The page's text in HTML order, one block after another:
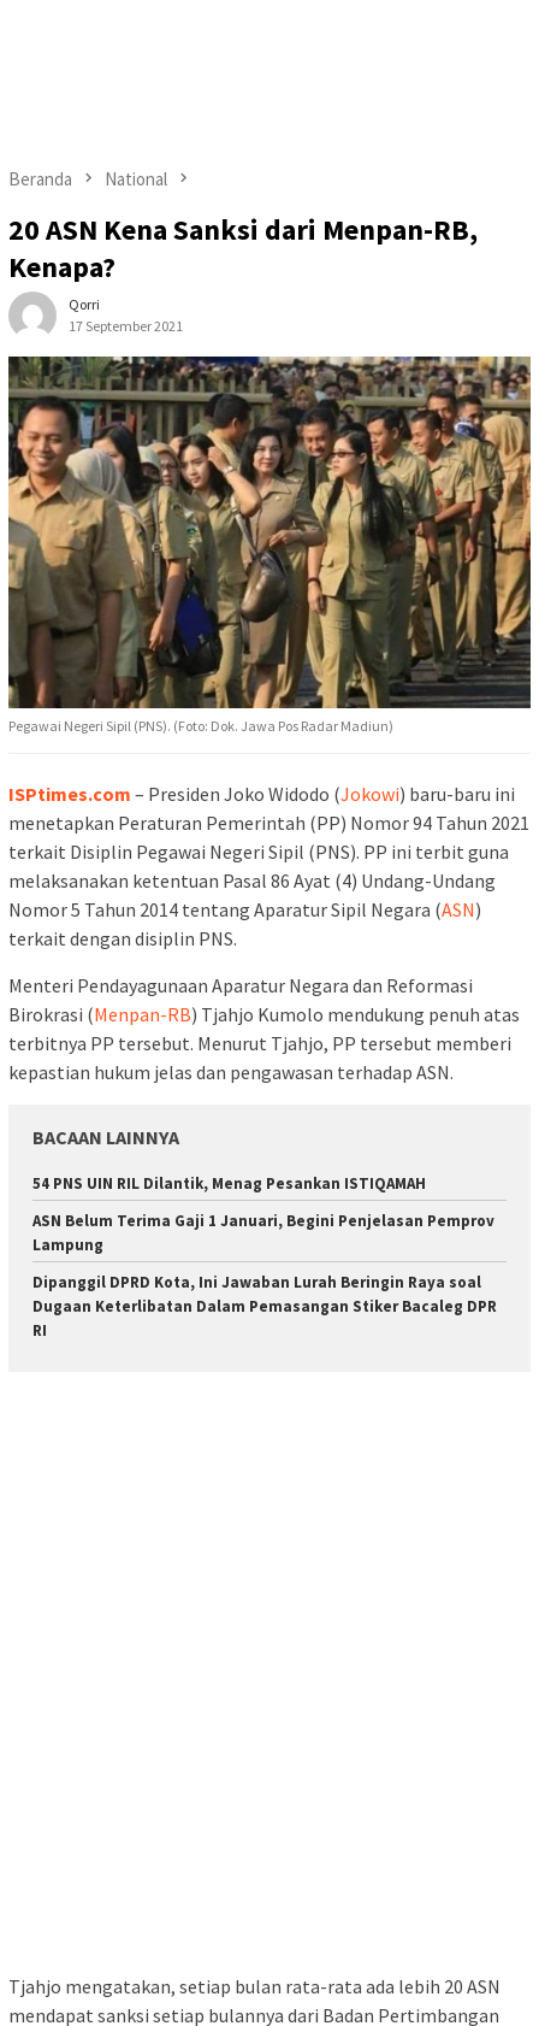
Beranda National
20 ASN Kena Sanksi dari Menpan-RB,
Kenapa?
Qorri
17 September 2021
Pegawai Negeri Sipil (PNS). (Foto: Dok. Jawa Pos Radar Madiun)
ISPtimes.com – Presiden Joko Widodo (Jokowi) baru-baru ini
menetapkan Peraturan Pemerintah (PP) Nomor 94 Tahun 2021
terkait Disiplin Pegawai Negeri Sipil (PNS). PP ini terbit guna
melaksanakan ketentuan Pasal 86 Ayat (4) Undang-Undang
Nomor 5 Tahun 2014 tentang Aparatur Sipil Negara (ASN)
terkait dengan disiplin PNS.
Menteri Pendayagunaan Aparatur Negara dan Reformasi
Birokrasi (Menpan-RB) Tjahjo Kumolo mendukung penuh atas
terbitnya PP tersebut. Menurut Tjahjo, PP tersebut memberi
kepastian hukum jelas dan pengawasan terhadap ASN.
BACAAN LAINNYA
54 PNS UIN RIL Dilantik, Menag Pesankan ISTIQAMAH
ASN Belum Terima Gaji 1 Januari, Begini Penjelasan Pemprov
Lampung
Dipanggil DPRD Kota, Ini Jawaban Lurah Beringin Raya soal
Dugaan Keterlibatan Dalam Pemasangan Stiker Bacaleg DPR
RI
Tjahjo mengatakan, setiap bulan rata-rata ada lebih 20 ASN
mendapat sanksi setiap bulannya dari Badan Pertimbangan